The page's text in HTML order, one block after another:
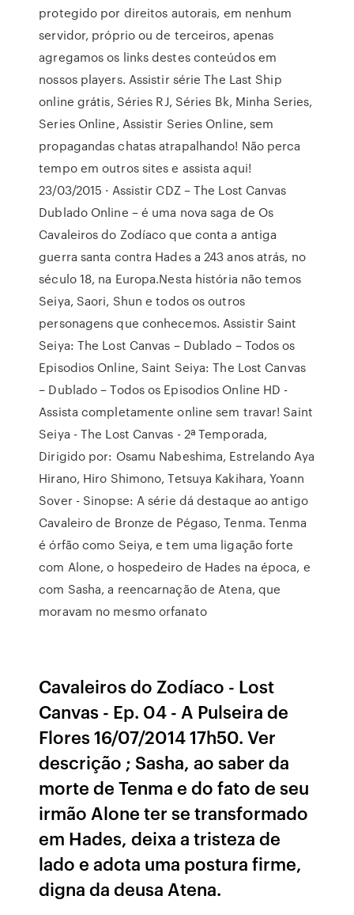
protegido por direitos autorais, em nenhum
servidor, próprio ou de terceiros, apenas
agregamos os links destes conteúdos em
nossos players. Assistir série The Last Ship
online grátis, Séries RJ, Séries Bk, Minha Series,
Series Online, Assistir Series Online, sem
propagandas chatas atrapalhando! Não perca
tempo em outros sites e assista aqui!
23/03/2015 · Assistir CDZ – The Lost Canvas
Dublado Online – é uma nova saga de Os
Cavaleiros do Zodíaco que conta a antiga
guerra santa contra Hades a 243 anos atrás, no
século 18, na Europa.Nesta história não temos
Seiya, Saori, Shun e todos os outros
personagens que conhecemos. Assistir Saint
Seiya: The Lost Canvas – Dublado – Todos os
Episodios Online, Saint Seiya: The Lost Canvas
– Dublado – Todos os Episodios Online HD -
Assista completamente online sem travar! Saint
Seiya - The Lost Canvas - 2ª Temporada,
Dirigido por: Osamu Nabeshima, Estrelando Aya
Hirano, Hiro Shimono, Tetsuya Kakihara, Yoann
Sover - Sinopse: A série dá destaque ao antigo
Cavaleiro de Bronze de Pégaso, Tenma. Tenma
é órfão como Seiya, e tem uma ligação forte
com Alone, o hospedeiro de Hades na época, e
com Sasha, a reencarnação de Atena, que
moravam no mesmo orfanato
Cavaleiros do Zodíaco - Lost
Canvas - Ep. 04 - A Pulseira de
Flores 16/07/2014 17h50. Ver
descrição ; Sasha, ao saber da
morte de Tenma e do fato de seu
irmão Alone ter se transformado
em Hades, deixa a tristeza de
lado e adota uma postura firme,
digna da deusa Atena.